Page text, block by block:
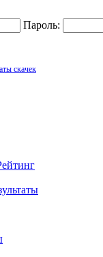
Пароль:
скачек